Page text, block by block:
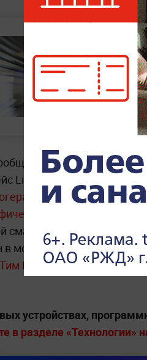
что к 20-летию
Liquid Glass со
Wylsacom, компания
дисплеи
. Кроме
смартфон бренда,
в модельном ряду
Кук оставит пост
устройствах,
в разделе «Технологии»